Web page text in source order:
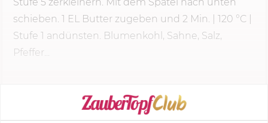
schieben. 1 EL Butter zugeben und 2 Min. 120 °C
Stufe 1 andünsten. Blumenkohl, Sahne, Salz,
Pfeffer...
KOCHMODUS STARTEN